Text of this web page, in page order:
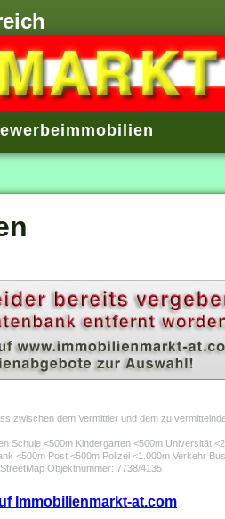
zwischen dem Vermittler und dem zu
Schule <500m Kindergarten <500m Universität
<500m Post <500m Polizei <1.000m Verkehr
Objektnummer: 7738/4135
Immobilienmarkt-at.com